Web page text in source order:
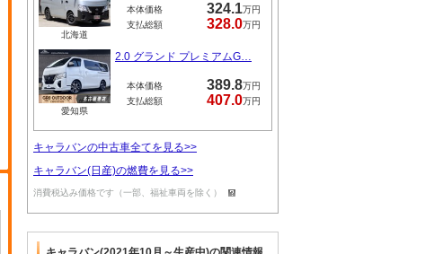
本体価格 324.1万円
支払総額
328.0万円
北海道
2.0 グランド プレミアムG…
本体価格 389.8万円
支払総額
407.0万円
愛知県
キャラバンの中古車全てを見る>>
キャラバン(日産)の燃費を見る>>
消費税込み価格です（一部、福祉車両を除く）